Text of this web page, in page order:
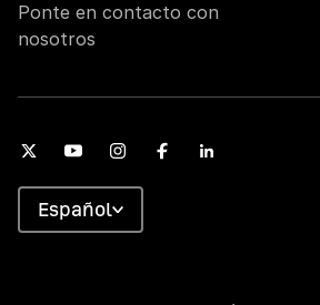
Ponte en contacto con
nosotros
Español